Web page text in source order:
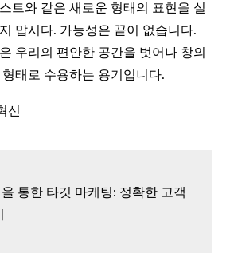
트와 같은 새로운 형태의 표현을 실
맙시다. 가능성은 끝이 없습니다.
우리의 편안한 공간을 벗어나 창의
태로 수용하는 용기입니다.
신
통한 타깃 마케팅: 정확한 고객